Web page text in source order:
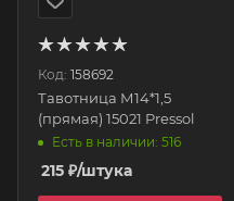
Код: 158692
Тавотница М14*1,5
(прямая) 15021 Pressol
Есть в наличии: 516
215 ₽/штука